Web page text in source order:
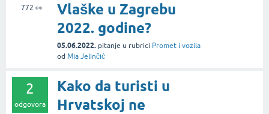
772 👀
Vlaške u Zagrebu
2022. godine?
05.06.2022. pitanje u rubrici Promet i vozila
od Mia Jelinčić
2
odgovora
Kako da turisti u
Hrvatskoj ne